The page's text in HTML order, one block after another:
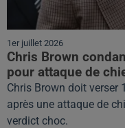
1er juillet 2026
Chris Brown
pour attaque de
Chris Brown doit
après une attaque de
verdict choc.